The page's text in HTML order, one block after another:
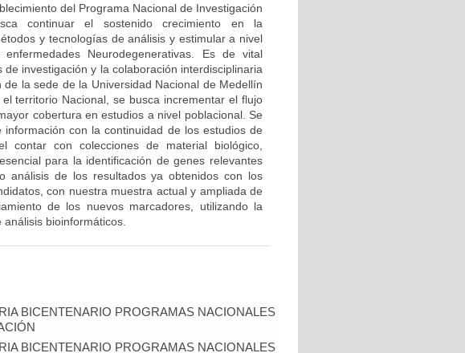
del Programa Nacional de Investigación
continuar el sostenido crecimiento en la
y tecnologías de análisis y estimular a nivel
Neurodegenerativas. Es de vital
investigación y la colaboración interdisciplinaria
la sede de la Universidad Nacional de Medellín
territorio Nacional, se busca incrementar el flujo
cobertura en estudios a nivel poblacional. Se
con la continuidad de los estudios de
contar con colecciones de material biológico,
para la identificación de genes relevantes
análisis de los resultados ya obtenidos con los
con nuestra muestra actual y ampliada de
de los nuevos marcadores, utilizando la
bioinformáticos.
BICENTENARIO PROGRAMAS NACIONALES
BICENTENARIO PROGRAMAS NACIONALES